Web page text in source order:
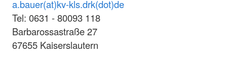
a.bauer(at)kv-kls.drk(dot)de
Tel: 0631 - 80093 118
Barbarossastraße 27
67655 Kaiserslautern